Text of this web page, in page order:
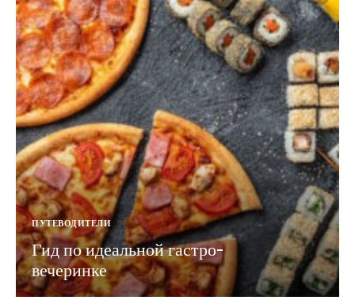
ПУТЕВОДИТЕЛИ
Гид по идеальной гастро-
вечеринке